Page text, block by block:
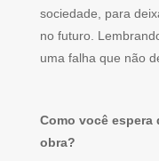
sociedade, para
no futuro.
uma falha que não
Como você espera
obra?